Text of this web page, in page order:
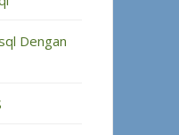
Dengan